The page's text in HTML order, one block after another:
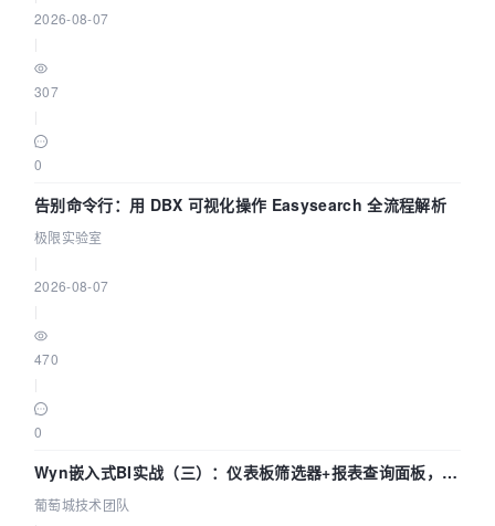
2026-08-07
307
0
告别命令行：用 DBX 可视化操作 Easysearch 全流程解析
极限实验室
2026-08-07
470
0
Wyn嵌入式BI实战（三）：仪表板筛选器+报表查询面板，参
数联动全闭环
葡萄城技术团队